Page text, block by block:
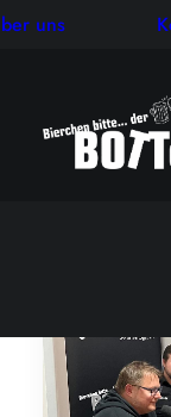
uns